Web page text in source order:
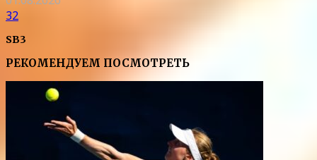
32
SB3
РЕКОМЕНДУЕМ ПОСМОТРЕТЬ